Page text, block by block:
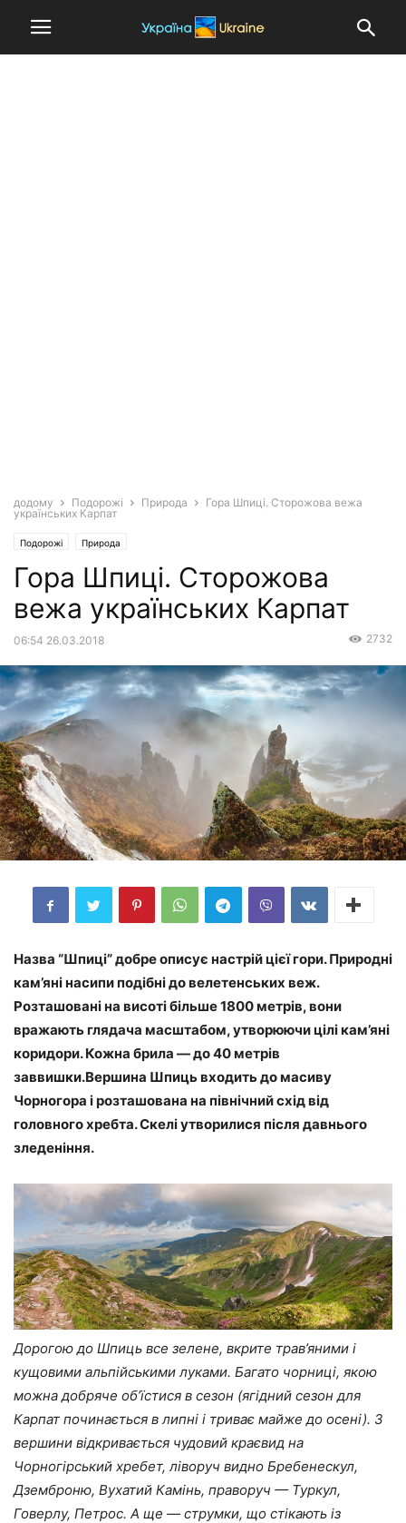
додому Подорожі Природа
Гора Шпиці. Сторожова вежа
українських Карпат
Подорожі Природа
Гора Шпиці. Сторожова
вежа українських Карпат
06:54 26.03.2018 2732
Назва “Шпиці” добре описує настрій цієї гори. Природні
кам’яні насипи подібні до велетенських веж.
Розташовані на висоті більше 1800 метрів, вони
вражають глядача масштабом, утворюючи цілі кам’яні
коридори. Кожна брила — до 40 метрів
заввишки.Вершина Шпиць входить до масиву
Чорногора і розташована на північний схід від
головного хребта. Скелі утворилися після давнього
зледеніння.
Дорогою до Шпиць все зелене, вкрите трав’яними і
кущовими альпійськими луками. Багато чорниці, якою
можна добряче об’їстися в сезон (ягідний сезон для
Карпат починається в липні і триває майже до осені). З
вершини відкривається чудовий краєвид на
Чорногірський хребет, ліворуч видно Бребенескул,
Дземброню, Вухатий Камінь, праворуч — Туркул,
Говерлу, Петрос. А ще — струмки, що стікають із